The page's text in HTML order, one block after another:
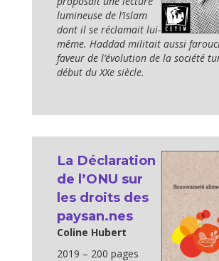
lumineuse de l’islam
dont il se réclamait lui-
même. Haddad militait aussi
faveur de l’évolution de la société
début du XXe siècle.
La Déclaration
de l’ONU sur
les droits des
paysan.nes
Coline Hubert
2019 – 200 pages